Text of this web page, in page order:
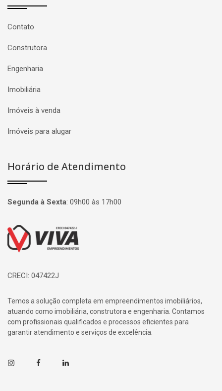
Contato
Construtora
Engenharia
Imobiliária
Imóveis à venda
Imóveis para alugar
Horário de Atendimento
Segunda à Sexta: 09h00 às 17h00
Página inicial
CRECI: 047422J
Temos a solução completa em empreendimentos imobiliários,
atuando como imobiliária, construtora e engenharia. Contamos
com profissionais qualificados e processos eficientes para
garantir atendimento e serviços de excelência.
InstagramFacebookLinkedin